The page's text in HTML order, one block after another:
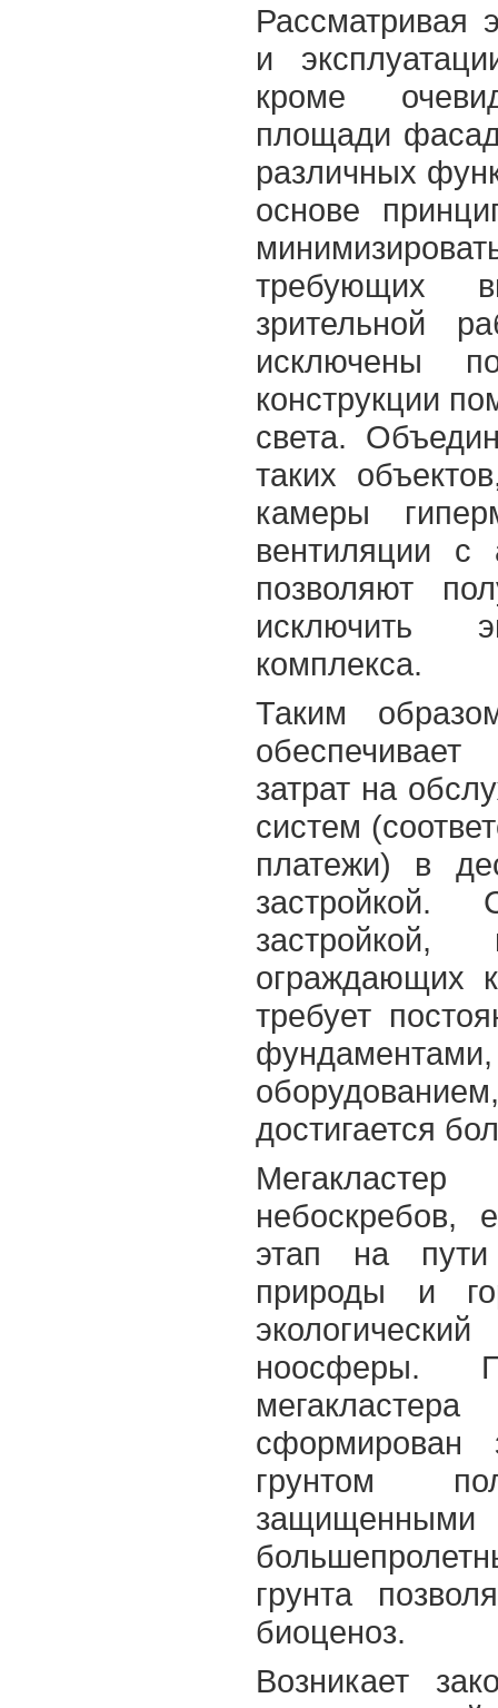
Рассматривая
и
кроме
площади
различных
основе
требующих
зрительной
исключены
конструкции
света.
таких
камеры
вентиляции с
позволяют
исключить
комплекса.
Таким
затрат на
систем
платежи) в
застройкой,
ограждающих
требует
достигается
небоскребов,
этап на пути
природы и
ноосферы.
сформирован
грунтом
грунта
биоценоз.
Возникает